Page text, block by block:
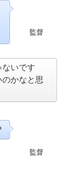
監督
いです
かなと思
監督